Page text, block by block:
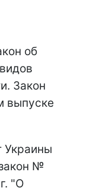
об
Закон
выпуске
Украины
№
"О